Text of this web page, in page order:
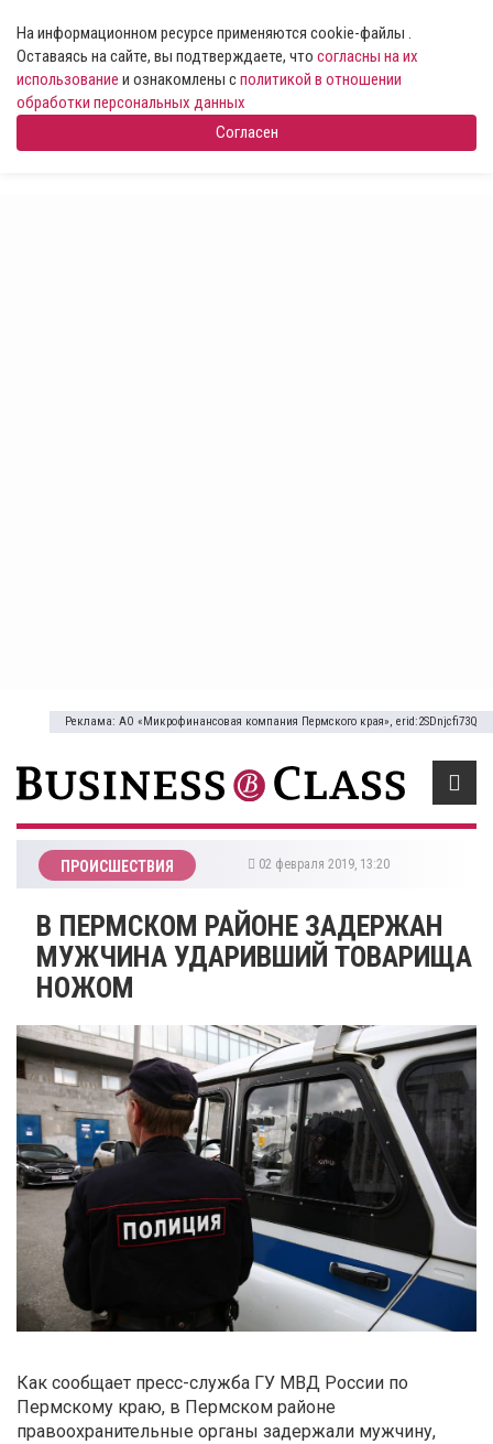
На информационном ресурсе применяются cookie-файлы .
Оставаясь на сайте, вы подтверждаете, что согласны на их
использование и ознакомлены сполитикой в отношении
обработки персональных данных
Согласен
Реклама: АО «Микрофинансовая компания Пермского края», erid:2SDnjcfi73Q
ПРОИСШЕСТВИЯ 02 февраля 2019, 13:20
В ПЕРМСКОМ РАЙОНЕ ЗАДЕРЖАН
МУЖЧИНА УДАРИВШИЙ ТОВАРИЩА
НОЖОМ
Как сообщает пресс-служба ГУ МВД России по
Пермскому краю, в Пермском районе
правоохранительные органы задержали мужчину,